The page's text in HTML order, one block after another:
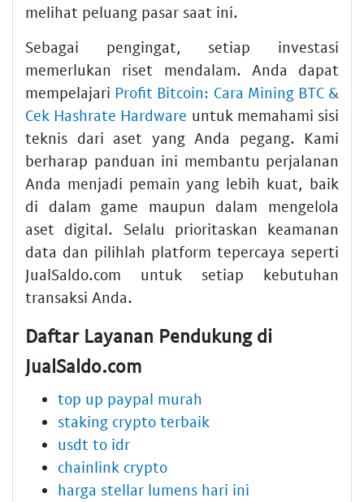
melihat peluang pasar saat ini.
Sebagai pengingat, setiap investasi
memerlukan riset mendalam. Anda dapat
mempelajari Profit Bitcoin: Cara Mining BTC &
Cek Hashrate Hardware untuk memahami sisi
teknis dari aset yang Anda pegang. Kami
berharap panduan ini membantu perjalanan
Anda menjadi pemain yang lebih kuat, baik
di dalam game maupun dalam mengelola
aset digital. Selalu prioritaskan keamanan
data dan pilihlah platform tepercaya seperti
JualSaldo.com untuk setiap kebutuhan
transaksi Anda.
Daftar Layanan Pendukung di
JualSaldo.com
top up paypal murah
staking crypto terbaik
usdt to idr
chainlink crypto
harga stellar lumens hari ini